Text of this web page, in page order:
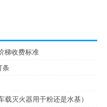
梯收费标准
条
灭火器用干粉还是水基）